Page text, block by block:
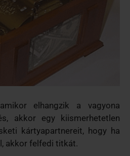
elhangzik a vagyona
akkor egy kiismerhetetlen
kártyapartnereit, hogy ha
akkor felfedi titkát.